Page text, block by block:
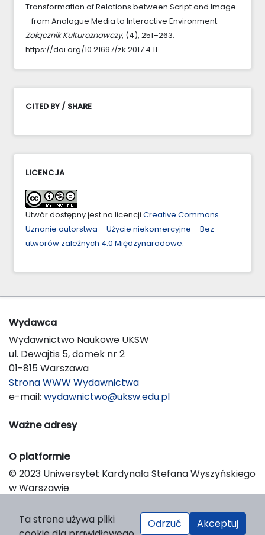
Transformation of Relations between Script and Image
− from Analogue Media to Interactive Environment.
Załącznik Kulturoznawczy, (4), 251–263.
https://doi.org/10.21697/zk.2017.4.11
CITED BY / SHARE
LICENCJA
Utwór dostępny jest na licencji Creative Commons
Uznanie autorstwa – Użycie niekomercyjne – Bez
utworów zależnych 4.0 Międzynarodowe.
Wydawca
Wydawnictwo Naukowe UKSW
ul. Dewajtis 5, domek nr 2
01-815 Warszawa
Strona WWW Wydawnictwa
e-mail: wydawnictwo@uksw.edu.pl
Ważne adresy
O platformie
© 2023 Uniwersytet Kardynała Stefana Wyszyńskiego
w Warszawie
Platform & Workflow by OJS/PKP
Ta strona używa pliki
Odrzuć Akceptuj